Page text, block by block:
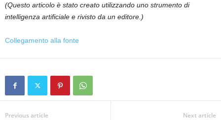
(Questo articolo è stato creato utilizzando uno strumento di
intelligenza artificiale e rivisto da un editore.)
Collegamento alla fonte
Previous article Next article